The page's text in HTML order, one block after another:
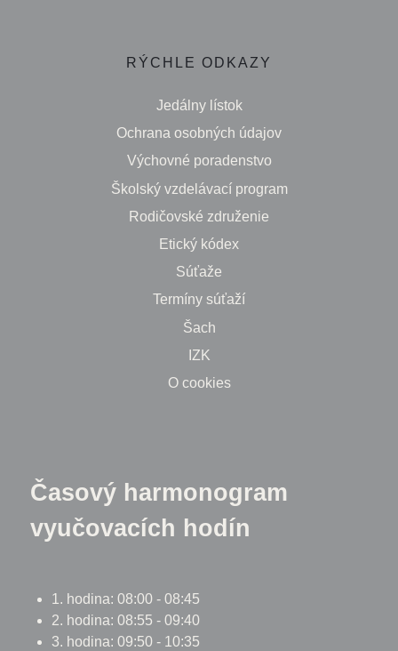
RÝCHLE ODKAZY
Jedálny lístok
Ochrana osobných údajov
Výchovné poradenstvo
Školský vzdelávací program
Rodičovské združenie
Etický kódex
Súťaže
Termíny súťaží
Šach
IZK
O cookies
Časový harmonogram
vyučovacích hodín
1. hodina: 08:00 - 08:45
2. hodina: 08:55 - 09:40
3. hodina: 09:50 - 10:35